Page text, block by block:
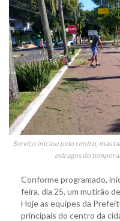
Serviço iniciou pelo centro, mas
estragos do
Conforme programado,
feira, dia 25, um mutirão
Hoje as equipes da
principais do centro da